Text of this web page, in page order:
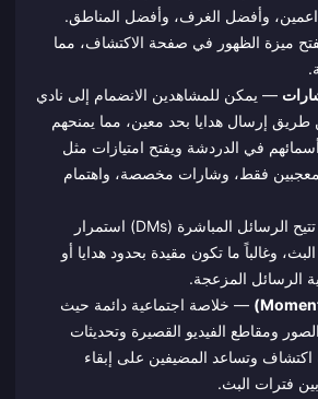
وأفضل الغرف، وأفضل المناطق.
ميزة الظهور في صفحة الاكتشاف، مما
— يمكن للمشاهدين الانضمام إلى نادي
إرسال هدايا بحد معين، مما يمنحهم
في الدردشة ويفتح امتيازات مثل
فقط، وشارات مخصصة، واهتمام
— تتيح الرسائل المباشرة (DMs) استمرار
وغالباً ما تكون مقيدة بحدود هدايا أو
— خلاصة اجتماعية دائمة حيث
ومقاطع الفيديو القصيرة وتحديثات
اكتشاف وتساعد المضيفين على إبقاء
فترات البث.